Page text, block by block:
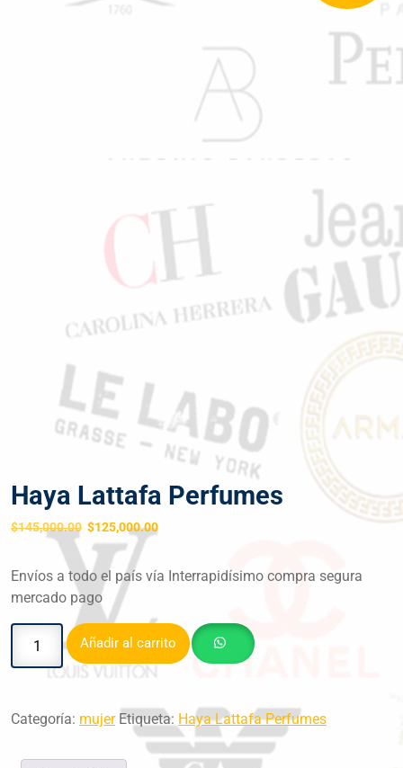
Haya Lattafa Perfumes
$145,000.00 $125,000.00
Envíos a todo el país vía Interrapidísimo compra segura
mercado pago
Añadir al carrito
Categoría: mujer Etiqueta: Haya Lattafa Perfumes